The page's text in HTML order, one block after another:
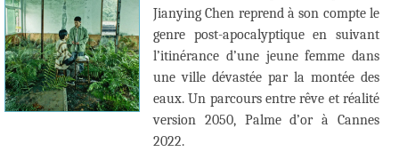
Jianying Chen reprend à son compte le
genre post-apocalyptique en suivant
l’itinérance d’une jeune femme dans
une ville dévastée par la montée des
eaux. Un parcours entre rêve et réalité
version 2050, Palme d’or à Cannes
2022.